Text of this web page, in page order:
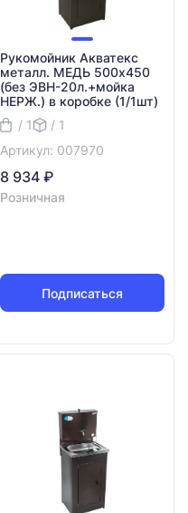
Рукомойник Акватекс
металл. МЕДЬ 500х450
(без ЭВН-20л.+мойка
НЕРЖ.) в коробке (1/1шт)
/ 1
/ 1
Артикул: 007970
8 934 ₽
Розничная
Подписаться